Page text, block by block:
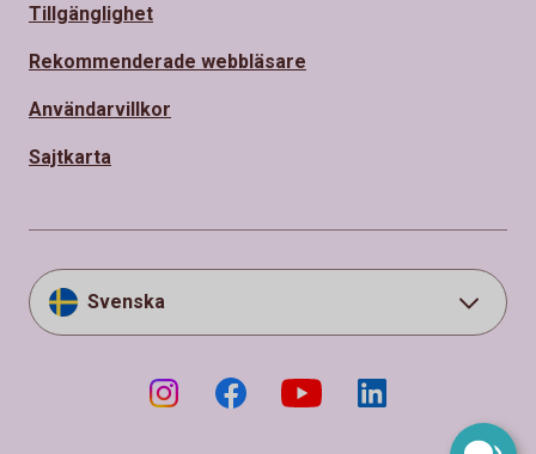
Tillgänglighet
Rekommenderade webbläsare
Användarvillkor
Sajtkarta
Svenska